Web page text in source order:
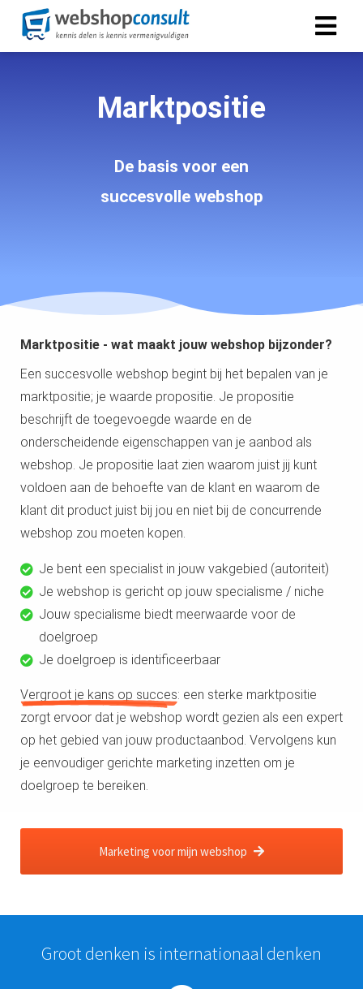
Marktpositie
De basis voor een
succesvolle webshop
Marktpositie - wat maakt jouw webshop bijzonder?
Een succesvolle webshop begint bij het bepalen van je
marktpositie; je waarde propositie. Je propositie
beschrijft de toegevoegde waarde en de
onderscheidende eigenschappen van je aanbod als
webshop. Je propositie laat zien waarom juist jij kunt
voldoen aan de behoefte van de klant en waarom de
klant dit product juist bij jou en niet bij de concurrende
webshop zou moeten kopen.
Je bent een specialist in jouw vakgebied (autoriteit)
Je webshop is gericht op jouw specialisme / niche
Jouw specialisme biedt meerwaarde voor de
doelgroep
Je doelgroep is identificeerbaar
Vergroot je kans op succes: een sterke marktpositie
zorgt ervoor dat je webshop wordt gezien als een expert
op het gebied van jouw productaanbod. Vervolgens kun
je eenvoudiger gerichte marketing inzetten om je
doelgroep te bereiken.
Marketing voor mijn webshop
Groot denken is internationaal denken
gebruikt
deze
kan de
niet
worden
om
over
van
op
gebruikt
te
de
Hierdoor
website-
van